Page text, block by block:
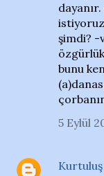
şimdi? -
bunu
5 Eylül
Kurtuluş